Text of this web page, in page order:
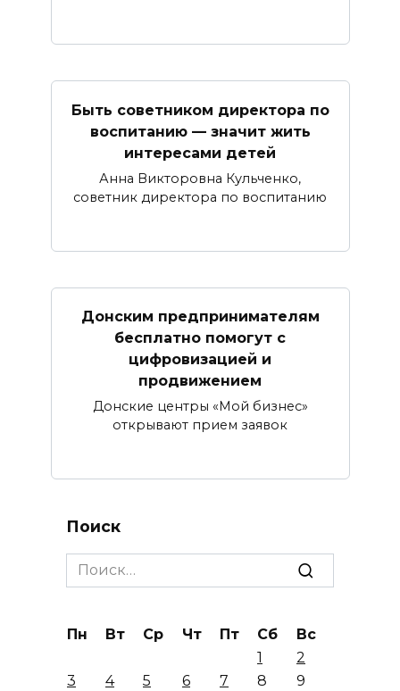
Быть советником директора по
воспитанию — значит жить
интересами детей
Анна Викторовна Кульченко,
советник директора по воспитанию
Донским предпринимателям
бесплатно помогут с
цифровизацией и
продвижением
Донские центры «Мой бизнес»
открывают прием заявок
Поиск
Search
for:
Пн Вт Ср Чт Пт Сб
Вс
1
2
3
4 5 6 7 8
9